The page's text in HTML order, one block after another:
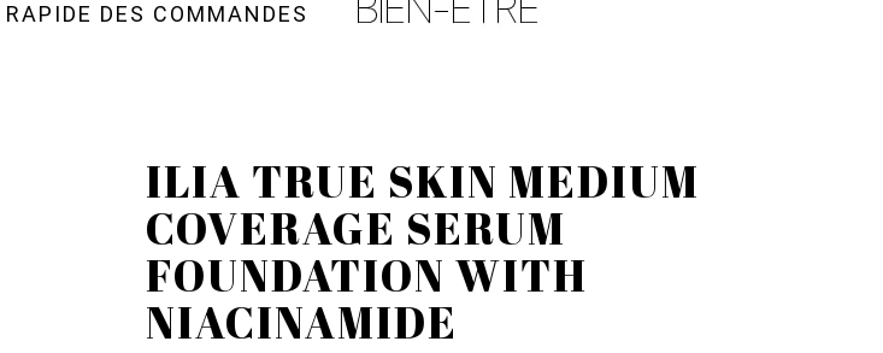
DES COMMANDES
ILIA TRUE SKIN MEDIUM
COVERAGE SERUM
FOUNDATION WITH
NIACINAMIDE